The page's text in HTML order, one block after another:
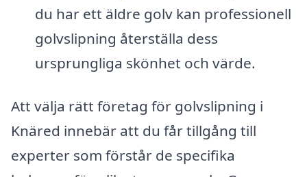
du har ett äldre golv kan professionell
golvslipning återställa dess
ursprungliga skönhet och värde.
Att välja rätt företag för golvslipning i
Knäred innebär att du får tillgång till
experter som förstår de specifika